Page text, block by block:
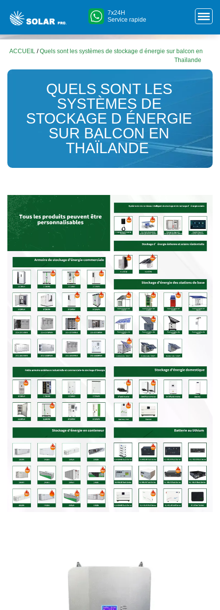
7x24H
Service rapide
ACCUEIL /Quels sont les systèmes de stockage d énergie sur balcon en
Thaïlande
QUELS SONT LES
SYSTÈMES DE
STOCKAGE D ÉNERGIE
SUR BALCON EN
THAÏLANDE